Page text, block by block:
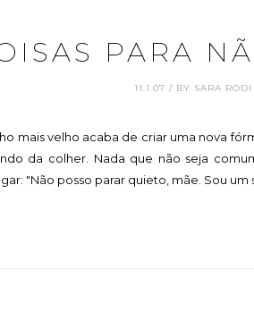
PARA
11.1.07 / BY SARA RODI
mais velho acaba de criar uma nova
da colher. Nada que não seja
"Não posso parar quieto, mãe. Sou um